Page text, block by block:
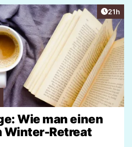
Artikel
21h
Wie man einen
Winter-Retreat